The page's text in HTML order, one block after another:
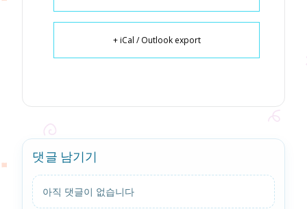
+ iCal / Outlook export
댓글 남기기
아직 댓글이 없습니다